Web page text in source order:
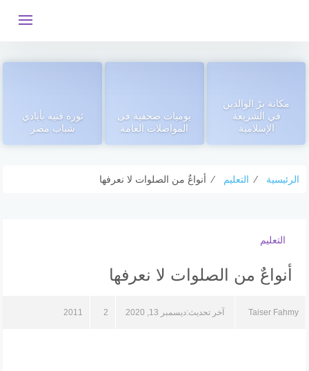
ثوره فنيه بأيادي
شباب مصر
يوميات صحفية فى
المواصلات العامة
مكانة برّ الوالدين
في الشريعة
الإسلامية
الرئيسية ⁄ التعليم ⁄ أنواعٌ من الصلوات لا نعرفها
التعليم
أنواعٌ من الصلوات لا نعرفها
Taiser Fahmy آخر تحديث:ديسمبر 13, 2020 2
2011